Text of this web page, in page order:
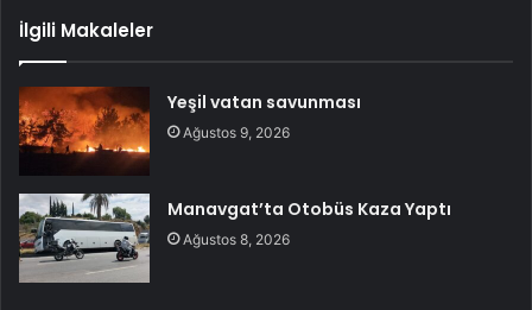
İlgili Makaleler
Yeşil vatan savunması
Ağustos 9, 2026
Manavgat’ta Otobüs Kaza Yaptı
Ağustos 8, 2026